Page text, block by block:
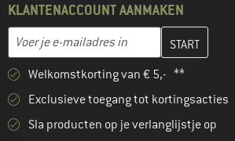
KLANTENACCOUNT AANMAKEN
E-mailadres
Vul je e-mailadres hier in en maak in de
Welkomstkorting van € 5,- **
Exclusieve toegang tot kortingsacties
Sla producten op je verlanglijstje op